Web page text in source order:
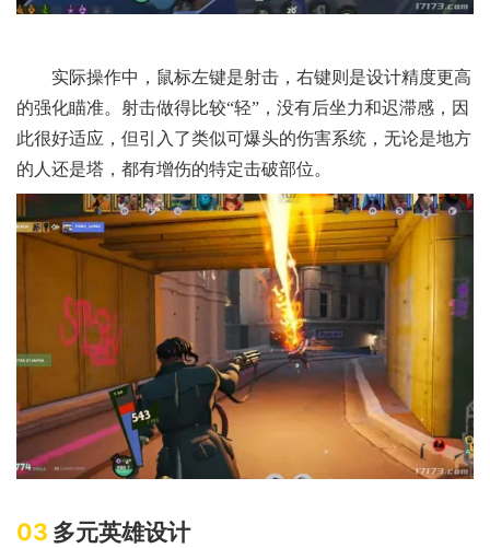
实际操作中，鼠标左键是射击，右键则是设计精度更高
的强化瞄准。射击做得比较“轻”，没有后坐力和迟滞感，因
此很好适应，但引入了类似可爆头的伤害系统，无论是地方
的人还是塔，都有增伤的特定击破部位。
03 多元英雄设计